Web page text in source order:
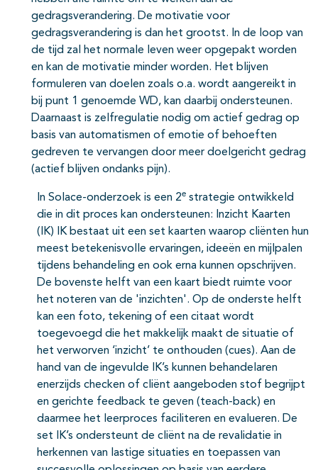
gedragsverandering. De motivatie voor
gedragsverandering is dan het grootst. In de loop van
de tijd zal het normale leven weer opgepakt worden
en kan de motivatie minder worden. Het blijven
formuleren van doelen zoals o.a. wordt aangereikt in
bij punt 1 genoemde WD, kan daarbij ondersteunen.
Daarnaast is zelfregulatie nodig om actief gedrag op
basis van automatismen of emotie of behoeften
gedreven te vervangen door meer doelgericht gedrag
(actief blijven ondanks pijn).
In Solace-onderzoek is een 2e strategie ontwikkeld
die in dit proces kan ondersteunen: Inzicht Kaarten
(IK) IK bestaat uit een set kaarten waarop cliënten hun
meest betekenisvolle ervaringen, ideeën en mijlpalen
tijdens behandeling en ook erna kunnen opschrijven.
De bovenste helft van een kaart biedt ruimte voor
het noteren van de 'inzichten'. Op de onderste helft
kan een foto, tekening of een citaat wordt
toegevoegd die het makkelijk maakt de situatie of
het verworven ‘inzicht’ te onthouden (cues). Aan de
hand van de ingevulde IK’s kunnen behandelaren
enerzijds checken of cliënt aangeboden stof begrijpt
en gerichte feedback te geven (teach-back) en
daarmee het leerproces faciliteren en evalueren. De
set IK’s ondersteunt de cliënt na de revalidatie in
herkennen van lastige situaties en toepassen van